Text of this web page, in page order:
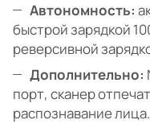
Автономность:
быстрой зарядкой
реверсивной
Дополнительно:
порт, сканер
распознавание лица.